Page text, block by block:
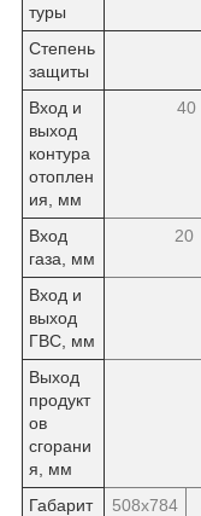
туры
Степень
защиты
Вход и
выход
контура
отоплен
ия, мм
40
Вход
газа, мм
20
Вход и
выход
ГВС, мм
Выход
продукт
ов
сгорани
я, мм
Габарит
508х784